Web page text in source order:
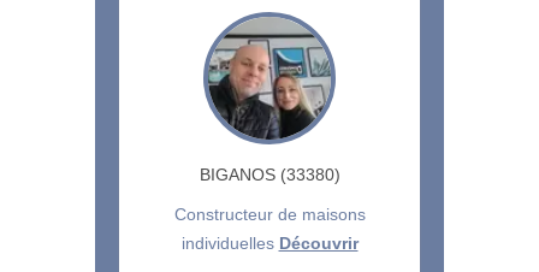
BIGANOS (33380)
Constructeur de maisons
individuelles Découvrir